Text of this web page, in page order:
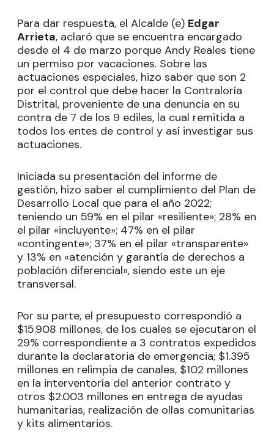
Para dar respuesta, el Alcalde (e) Edgar
Arrieta, aclaró que se encuentra encargado
desde el 4 de marzo porque Andy Reales tiene
un permiso por vacaciones. Sobre las
actuaciones especiales, hizo saber que son 2
por el control que debe hacer la Contraloría
Distrital, proveniente de una denuncia en su
contra de 7 de los 9 ediles, la cual remitida a
todos los entes de control y así investigar sus
actuaciones.
Iniciada su presentación del informe de
gestión, hizo saber el cumplimiento del Plan de
Desarrollo Local que para el año 2022;
teniendo un 59% en el pilar «resiliente»; 28% en
el pilar «incluyente»; 47% en el pilar
«contingente»; 37% en el pilar «transparente»
y 13% en «atención y garantía de derechos a
población diferencial», siendo este un eje
transversal.
Por su parte, el presupuesto correspondió a
$15.908 millones, de los cuales se ejecutaron el
29% correspondiente a 3 contratos expedidos
durante la declaratoria de emergencia; $1.395
millones en relimpia de canales, $102 millones
en la interventoría del anterior contrato y
otros $2.003 millones en entrega de ayudas
humanitarias, realización de ollas comunitarias
y kits alimentarios.